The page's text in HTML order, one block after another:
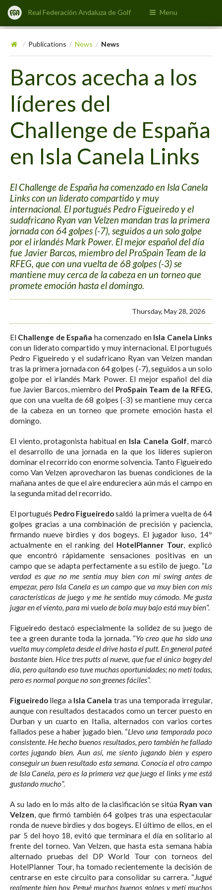
Real Federación Andaluza de Golf Menu
/ Publications / News / News
Barcos acecha a los
líderes del
Challenge de España
en Isla Canela Links
El Challenge de España ha comenzado en Isla Canela
Links con un liderato compartido y muy
internacional. El portugués Pedro Figueiredo y el
sudafricano Ryan van Velzen mandan tras la primera
jornada con 64 golpes (-7), seguidos a un solo golpe
por el irlandés Mark Power. El mejor español del día
fue Javier Barcos, miembro del ProSpain Team de la
RFEG, que con una vuelta de 68 golpes (-3) se
mantiene muy cerca de la cabeza en un torneo que
promete emoción hasta el domingo.
Thursday, May 28, 2026
El Challenge de España ha comenzado en Isla Canela Links
con un liderato compartido y muy internacional. El portugués
Pedro Figueiredo y el sudafricano Ryan van Velzen mandan
tras la primera jornada con 64 golpes (-7), seguidos a un solo
golpe por el irlandés Mark Power. El mejor español del día
fue Javier Barcos, miembro del ProSpain Team de la RFEG,
que con una vuelta de 68 golpes (-3) se mantiene muy cerca
de la cabeza en un torneo que promete emoción hasta el
domingo.
El viento, protagonista habitual en Isla Canela Golf, marcó
el desarrollo de una jornada en la que los líderes supieron
dominar el recorrido con enorme solvencia. Tanto Figueiredo
como Van Velzen aprovecharon las buenas condiciones de la
mañana antes de que el aire endureciera aún más el campo en
la segunda mitad del recorrido.
El portugués Pedro Figueiredo
golpes gracias a una combinación de precisión y paciencia,
firmando nueve birdies y dos bogeys. El jugador luso, 14º
actualmente en el ranking del HotelPlanner Tour, explicó
que encontró rápidamente sensaciones positivas en un
campo que se adapta perfectamente a su estilo de juego. “La
verdad es que no me sentía muy bien con mi swing antes de
empezar, pero Isla Canela es un campo que va muy bien con mis
características de juego y me he sentido muy cómodo. Me gusta
jugar en el viento, para mi vuelo de bola muy bajo está muy bien”.
Figueiredo destacó especialmente la solidez de su juego de
tee a green durante toda la jornada. “Yo creo que ha sido una
vuelta muy completa desde el drive hasta el putt. En general pateé
bastante bien. Hice tres putts al nueve, que fue el único bogey del
día, pero quitando eso tuve muchas oportunidades; no metí todas,
pero es normal porque no son greenes fáciles”.
Figueiredo llega a Isla Canela
aunque con resultados destacados como un tercer puesto en
Durban y un cuarto en Italia, alternados con varios cortes
fallados pese a haber jugado bien. “Llevo una temporada poco
consistente. He hecho buenos resultados, pero también he fallado
cortes jugando bien. Aun así, me siento jugando bien y espero
conseguir un buen resultado esta semana. Conocía el otro campo
de Isla Canela, pero es la primera vez que juego el links y me está
gustando mucho”.
A su lado en lo más alto de la clasificación se sitúa Ryan van
Velzen, que firmó también 64 golpes tras una espectacular
ronda de nueve birdies y dos bogeys. El último de ellos, en el
par 5 del hoyo 18, evitó que terminara el día en solitario al
frente del torneo. Van Velzen, que hasta esta semana había
alternado pruebas del DP World Tour con torneos del
HotelPlanner Tour, ha tomado recientemente la decisión de
centrarse en este circuito para consolidar su carrera. “Jugué
realmente bien hoy. Pegué muchos buenos golpes y metí muchos